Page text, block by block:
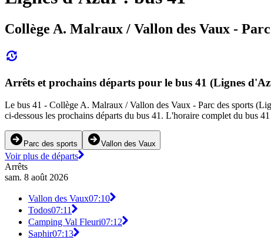
Collège A. Malraux / Vallon des Vaux -
Arrêts et prochains départs pour le bus 41 (Lignes
Le bus 41 - Collège A. Malraux / Vallon des Vaux - Parc des sports
ci-dessous les prochains départs du bus 41. L'horaire complet du bus
Parc des sports Vallon des Vaux
Voir plus de départs
Arrêts
sam. 8 août 2026
Vallon des Vaux07:10
Todos07:11
Camping Val Fleuri07:12
Saphir07:13